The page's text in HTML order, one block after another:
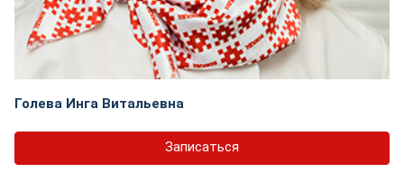
Голева Инга Витальевна
Записаться